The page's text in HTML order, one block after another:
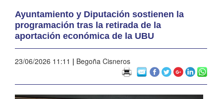
Ayuntamiento y Diputación sostienen la
programación tras la retirada de la
aportación económica de la UBU
23/06/2026 11:11 | Begoña Cisneros